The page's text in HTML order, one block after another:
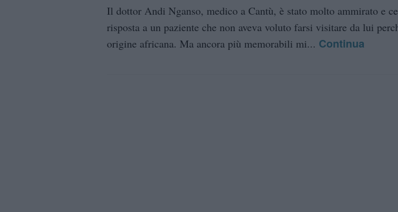
Il dottor Andi Nganso, medico a Cantù, è stato molto ammirato e
risposta a un paziente che non aveva voluto farsi visitare da lui
origine africana. Ma ancora più memorabili mi... Continua